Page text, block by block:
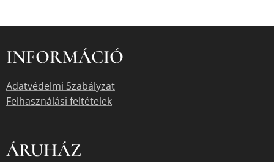
INFORMÁCIÓ
Adatvédelmi Szabályzat
Felhasználási feltételek
ÁRUHÁZ